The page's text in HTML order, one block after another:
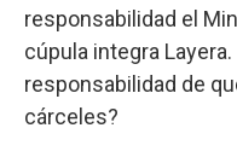
responsabilidad el
cúpula integra
responsabilidad de
cárceles?